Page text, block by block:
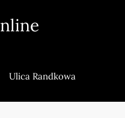
Ulica Randkowa